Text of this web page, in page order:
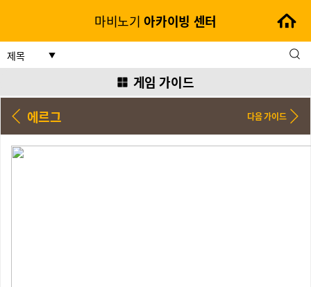
마비노기 아카이빙 센터
제목
게임 가이드
에르그